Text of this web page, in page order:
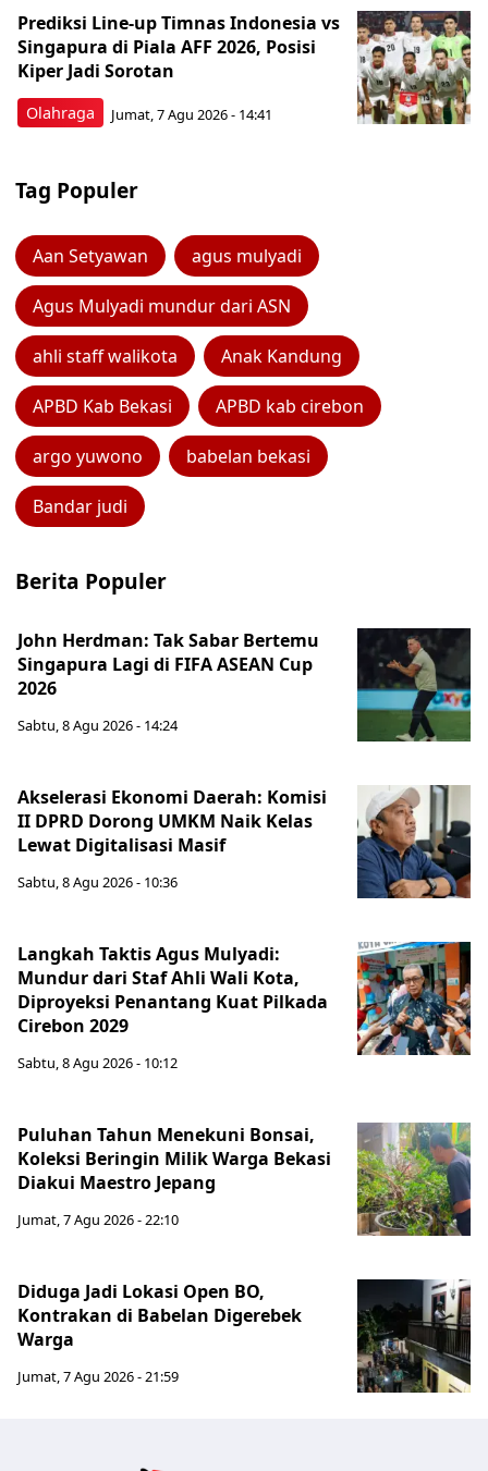
Olahraga
Prediksi Line-up Timnas Indonesia vs
Singapura di Piala AFF 2026, Posisi
Kiper Jadi Sorotan
Jumat, 7 Agu 2026 - 14:41
Tag Populer
Aan Setyawan agus mulyadi
Agus Mulyadi mundur dari ASN
ahli staff walikota Anak Kandung
APBD Kab Bekasi APBD kab cirebon
argo yuwono babelan bekasi
Bandar judi
Berita Populer
John Herdman: Tak Sabar Bertemu
Singapura Lagi di FIFA ASEAN Cup
2026
Sabtu, 8 Agu 2026 - 14:24
Akselerasi Ekonomi Daerah: Komisi
II DPRD Dorong UMKM Naik Kelas
Lewat Digitalisasi Masif
Sabtu, 8 Agu 2026 - 10:36
Langkah Taktis Agus Mulyadi:
Mundur dari Staf Ahli Wali Kota,
Diproyeksi Penantang Kuat Pilkada
Cirebon 2029
Sabtu, 8 Agu 2026 - 10:12
Puluhan Tahun Menekuni Bonsai,
Koleksi Beringin Milik Warga Bekasi
Diakui Maestro Jepang
Jumat, 7 Agu 2026 - 22:10
Diduga Jadi Lokasi Open BO,
Kontrakan di Babelan Digerebek
Warga
Jumat, 7 Agu 2026 - 21:59